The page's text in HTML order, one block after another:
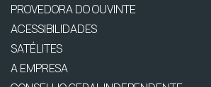
PROVEDORA DO OUVINTE
ACESSIBILIDADES
SATÉLITES
A EMPRESA